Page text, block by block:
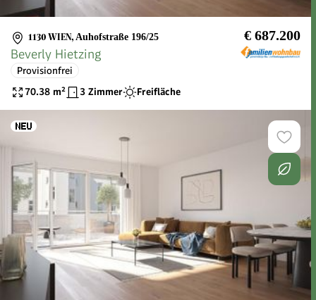
1130 WIEN, Auhofstraße 196/25 € 687.200
Beverly Hietzing
Provisionfrei
70.38 m² 3 Zimmer Freifläche